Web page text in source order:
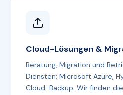
Cloud-Lösungen &
Beratung, Migration und
Diensten: Microsoft Azure,
Cloud-Backup. Wir finden